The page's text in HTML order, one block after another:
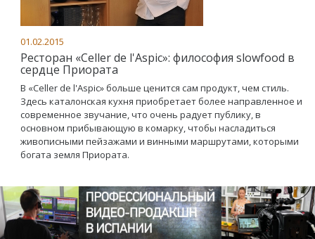
01.02.2015
Ресторан «Celler de l'Aspic»: философия slowfood в
сердце Приората
В «Celler de l'Aspic» больше ценится сам продукт, чем стиль.
Здесь каталонская кухня приобретает более направленное и
современное звучание, что очень радует публику, в
основном прибывающую в комарку, чтобы насладиться
живописными пейзажами и винными маршрутами, которыми
богата земля Приората.